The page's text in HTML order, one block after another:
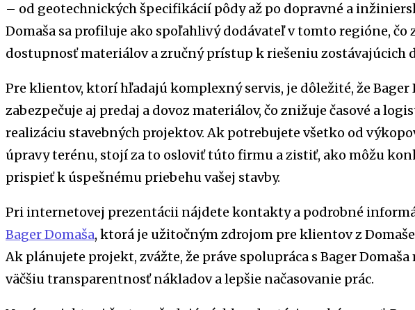
– od geotechnických špecifikácií pôdy až po dopravné a
Domaša sa profiluje ako spoľahlivý dodávateľ v tomto regióne, čo
dostupnosť materiálov a zručný prístup k riešeniu zostávajúcich
Pre klientov, ktorí hľadajú komplexný servis, je dôležité, že Bager
zabezpečuje aj predaj a dovoz materiálov, čo znižuje časové a
realizáciu stavebných projektov. Ak potrebujete všetko od
úpravy terénu, stojí za to osloviť túto firmu a zistiť, ako môžu
prispieť k úspešnému priebehu vašej stavby.
Pri internetovej prezentácii nájdete kontakty a podrobné
Bager Domaša, ktorá je užitočným zdrojom pre klientov z
Ak plánujete projekt, zvážte, že práve spolupráca s Bager
väčšiu transparentnosť nákladov a lepšie načasovanie prác.